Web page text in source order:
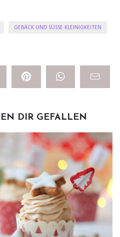
GEBÄCK UND SÜSSE KLEINIGKEITEN
DIR GEFALLEN